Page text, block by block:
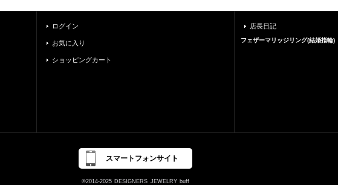
ログイン
お気に入り
ショッピングカート
店長日記
フェザーマリッジリング(結婚指輪)
スマートフォンサイト
©2014-2025 DESIGNERS JEWELRY buff